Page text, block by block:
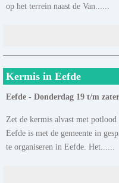
op het terrein naast de Van......
Kermis in Eefde
Eefde - Donderdag 19 t/m
Zet de kermis alvast met
Eefde is met de gemeente in
te organiseren in Eefde. Het......